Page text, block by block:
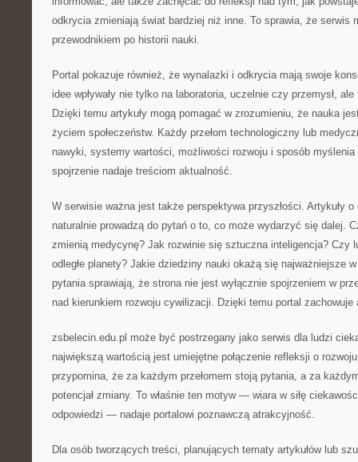
odkrycia zmieniają świat bardziej niż inne. To sprawia, że serwis
przewodnikiem po historii nauki.
Portal pokazuje również, że wynalazki i odkrycia mają swoje
idee wpływały nie tylko na laboratoria, uczelnie czy przemysł,
Dzięki temu artykuły mogą pomagać w zrozumieniu, że nauka
życiem społeczeństw. Każdy przełom technologiczny lub
nawyki, systemy wartości, możliwości rozwoju i sposób myślenia
spojrzenie nadaje treściom aktualność.
W serwisie ważna jest także perspektywa przyszłości. Artykuły
naturalnie prowadzą do pytań o to, co może wydarzyć się dalej.
zmienią medycynę? Jak rozwinie się sztuczna inteligencja? Czy
odległe planety? Jakie dziedziny nauki okażą się najważniejsze
pytania sprawiają, że strona nie jest wyłącznie spojrzeniem w
nad kierunkiem rozwoju cywilizacji. Dzięki temu portal zachowuje
zsbelecin.edu.pl może być postrzegany jako serwis dla ludzi
największą wartością jest umiejętne połączenie refleksji o
przypomina, że za każdym przełomem stoją pytania, a za
potencjał zmiany. To właśnie ten motyw — wiara w siłę
odpowiedzi — nadaje portalowi poznawczą atrakcyjność.
Dla osób tworzących treści, planujących tematy artykułów lub